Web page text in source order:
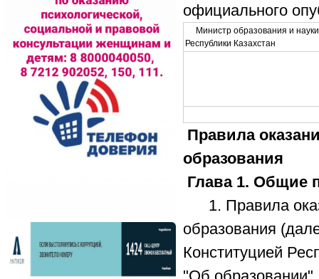
официального
Министр образования и науки
Республики Казахстан
Правила
образования
Глава 1. Общие
1. Правила
образования
Конституцией